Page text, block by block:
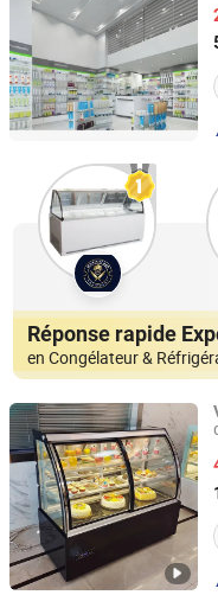
Guangdong, China
Réponse rapide
Beijing Weilan
Beijing, China